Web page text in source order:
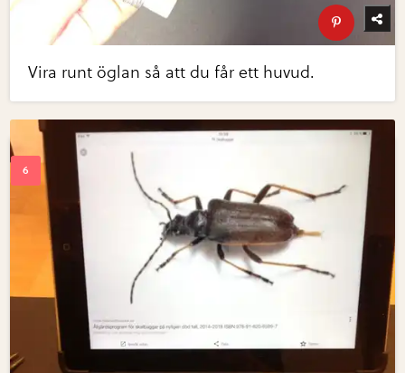
Vira runt öglan så att du får ett huvud.